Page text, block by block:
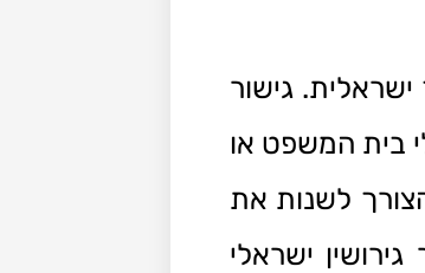
ישראלית. גישור
בית המשפט או
לשנות את
ישראלי